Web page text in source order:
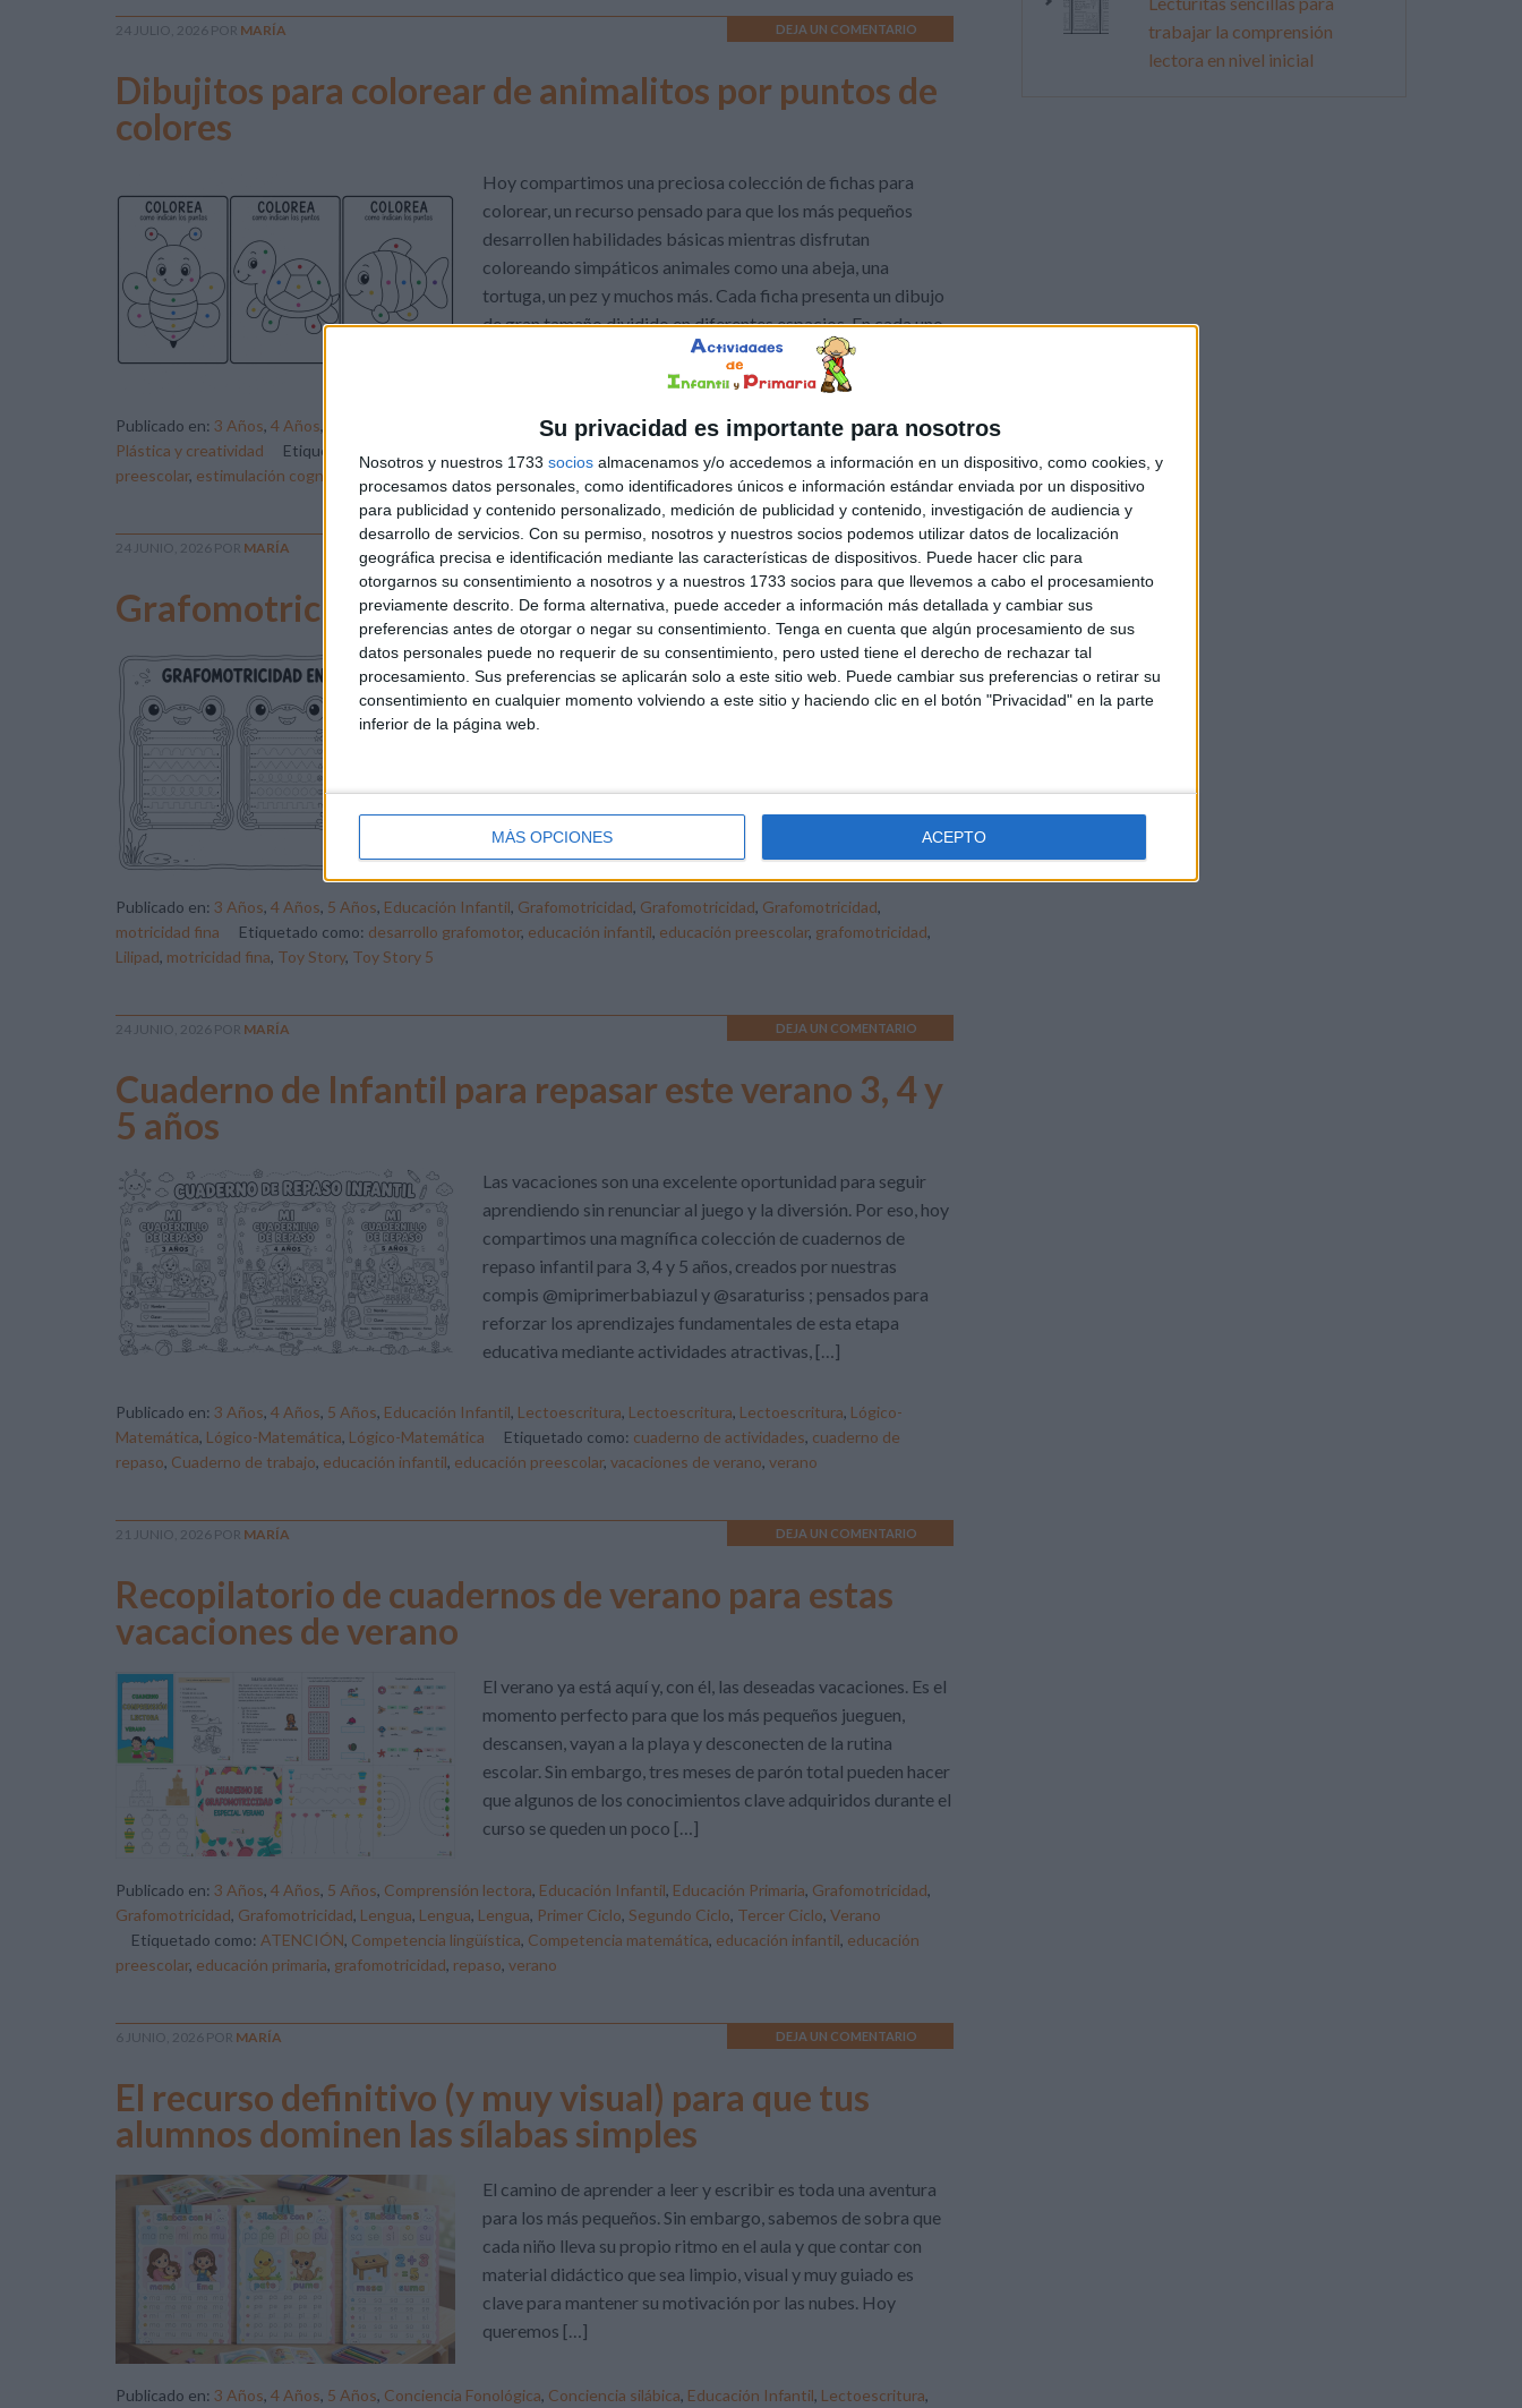
Su privacidad es importante para nosotros
Nosotros y nuestros 1733 socios almacenamos y/o accedemos a información en un dispositivo, como cookies, y
procesamos datos personales, como identificadores únicos e información estándar enviada por un dispositivo
para publicidad y contenido personalizado, medición de publicidad y contenido, investigación de audiencia y
desarrollo de servicios. Con su permiso, nosotros y nuestros socios podemos utilizar datos de localización
geográfica precisa e identificación mediante las características de dispositivos. Puede hacer clic para
otorgarnos su consentimiento a nosotros y a nuestros 1733 socios para que llevemos a cabo el procesamiento
previamente descrito. De forma alternativa, puede acceder a información más detallada y cambiar sus
preferencias antes de otorgar o negar su consentimiento. Tenga en cuenta que algún procesamiento de sus
datos personales puede no requerir de su consentimiento, pero usted tiene el derecho de rechazar tal
procesamiento. Sus preferencias se aplicarán solo a este sitio web. Puede cambiar sus preferencias o retirar su
consentimiento en cualquier momento volviendo a este sitio y haciendo clic en el botón "Privacidad" en la parte
inferior de la página web.
MÁS OPCIONES ACEPTO
24 JULIO, 2026 POR MARÍA DEJA UN COMENTARIO
Dibujitos para colorear de animalitos por puntos de
colores
Hoy compartimos una preciosa colección de fichas para
colorear, un recurso pensado para que los más pequeños
desarrollen habilidades básicas mientras disfrutan
coloreando simpáticos animales como una abeja, una
tortuga, un pez y muchos más. Cada ficha presenta un dibujo
de gran tamaño dividido en diferentes espacios. En cada uno
de ellos aparece un único […]
Publicado en: 3 Años, 4 Años, Educación Infantil,Plástica y creatividad,Plástica y creatividad,
Plástica y creatividad
Etiquetado como:
preescolar, estimulación cognitiva
24 JUNIO, 2026 POR MARÍA DEJA UN COMENTARIO
Grafomotricidad en la Lilipad de Toy Story
Las primeras experiencias de escritura comienzan mucho
antes de aprender letras y palabras. Por eso, hoy
compartimos un precioso recurso de grafomotricidad para
mano mientras se divierten con un atractivo […]
Publicado en: 3 Años, 4 Años, 5 Años, Educación Infantil, Grafomotricidad, Grafomotricidad, Grafomotricidad,
motricidad fina
Etiquetado como: desarrollo grafomotor, educación infantil, educación preescolar, grafomotricidad,
Lilipad, motricidad fina, Toy Story, Toy Story 5
24 JUNIO, 2026 POR MARÍA DEJA UN COMENTARIO
Cuaderno de Infantil para repasar este verano 3, 4 y
5 años
Las vacaciones son una excelente oportunidad para seguir
aprendiendo sin renunciar al juego y la diversión. Por eso, hoy
compartimos una magnífica colección de cuadernos de
repaso infantil para 3, 4 y 5 años, creados por nuestras
compis @miprimerbabiazul y @saraturiss ; pensados para
reforzar los aprendizajes fundamentales de esta etapa
educativa mediante actividades atractivas, […]
Publicado en: 3 Años, 4 Años, 5 Años, Educación Infantil, Lectoescritura, Lectoescritura, Lectoescritura, Lógico-
Matemática, Lógico-Matemática, Lógico-Matemática Etiquetado como: cuaderno de actividades, cuaderno de
repaso, Cuaderno de trabajo, educación infantil, educación preescolar, vacaciones de verano, verano
21 JUNIO, 2026 POR MARÍA DEJA UN COMENTARIO
Recopilatorio de cuadernos de verano para estas
vacaciones de verano
El verano ya está aquí y, con él, las deseadas vacaciones. Es el
momento perfecto para que los más pequeños jueguen,
descansen, vayan a la playa y desconecten de la rutina
escolar. Sin embargo, tres meses de parón total pueden hacer
que algunos de los conocimientos clave adquiridos durante el
curso se queden un poco […]
Publicado en: 3 Años, 4 Años, 5 Años, Comprensión lectora, Educación Infantil, Educación Primaria, Grafomotricidad,
Grafomotricidad, Grafomotricidad, Lengua, Lengua, Lengua, Primer Ciclo, Segundo Ciclo, Tercer Ciclo, Verano
Etiquetado como: ATENCIÓN, Competencia lingüística, Competencia matemática, educación infantil, educación
preescolar, educación primaria, grafomotricidad, repaso, verano
6 JUNIO, 2026 POR MARÍA DEJA UN COMENTARIO
El recurso definitivo (y muy visual) para que tus
alumnos dominen las sílabas simples
El camino de aprender a leer y escribir es toda una aventura
para los más pequeños. Sin embargo, sabemos de sobra que
cada niño lleva su propio ritmo en el aula y que contar con
material didáctico que sea limpio, visual y muy guiado es
clave para mantener su motivación por las nubes. Hoy
queremos […]
Publicado en: 3 Años, 4 Años, 5 Años, Conciencia Fonológica, Conciencia silábica, Educación Infantil, Lectoescritura,
trabajar la comprensión
lectora en nivel inicial